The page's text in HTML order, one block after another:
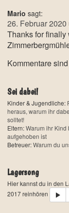
Mario sagt:
26. Februar
Thanks for finally
Kommentare
Sei dabei!
Kinder & Jugendliche:
heraus, warum ihr
solltet!
Eltern:Warum ihr Kind
aufgehoben ist
Betreuer:Warum du
Lagersong
Hier kannst du in den
2017 reinhören